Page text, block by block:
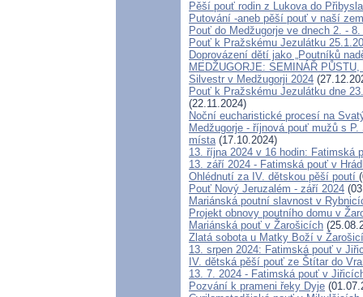
Pěší pouť rodin z Lukova do
Putování -aneb pěší pouť v naší
Pouť do Medžugorje ve dnech 2. -
Pouť k Pražskému Jezulátku
Doprovázení dětí jako „Poutníků
MEDŽUGORJE: SEMINÁŘ
Silvestr v Medžugorji 2024
Pouť k Pražskému Jezulátku dne
(22.11.2024)
Noční eucharistické procesí na
Medžugorje - říjnová pouť mužů s
místa(17.10.2024)
13. října 2024 v 16 hodin:
13. září 2024 - Fatimská pouť v
Ohlédnutí za IV. dětskou pěší poutí
Pouť Nový Jeruzalém - září 2024
Mariánská poutní slavnost v
Projekt obnovy poutního domu v
Mariánská pouť v Žarošicích
Zlatá sobota u Matky Boží v
13. srpen 2024: Fatimská pouť v
IV. dětská pěší pouť ze Štítar do
13. 7. 2024 - Fatimská pouť v
Pozvání k prameni řeky Dyje